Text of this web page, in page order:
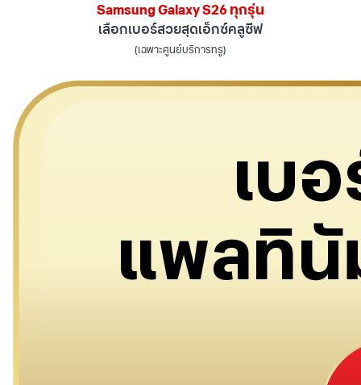
Samsung Galaxy S26 ทุกรุ่น
เลือกเบอร์สวยสุดเอ็กซ์คลูซีฟ
(เฉพาะศูนย์บริการทรู)